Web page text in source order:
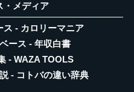
・メディア
ス - カロリーマニア
ース - 年収白書
- WAZA TOOLS
- コトバの違い辞典